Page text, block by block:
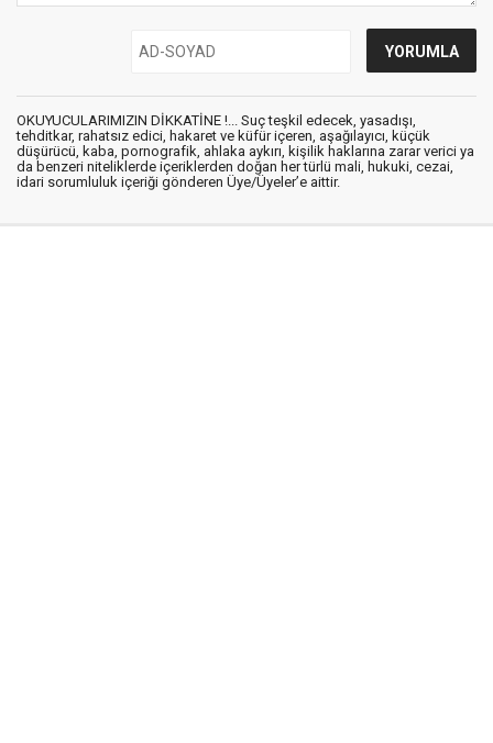
OKUYUCULARIMIZIN DİKKATİNE !... Suç teşkil edecek, yasadışı,
tehditkar, rahatsız edici, hakaret ve küfür içeren, aşağılayıcı, küçük
düşürücü, kaba, pornografik, ahlaka aykırı, kişilik haklarına zarar verici ya
da benzeri niteliklerde içeriklerden doğan her türlü mali, hukuki, cezai,
idari sorumluluk içeriği gönderen Üye/Üyeler’e aittir.